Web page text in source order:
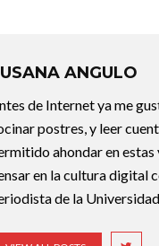
ANGULO
de Internet ya me
postres, y leer
ahondar en estas
en la cultura digital
de la